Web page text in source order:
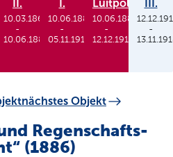
II.
10.03.1864
-
10.06.1886
I.
10.06.1886
-
05.11.1913
Luitpold
10.06.1886
-
12.12.1912
III.
-
nächstes Objekt
Regenschafts-
(1886)